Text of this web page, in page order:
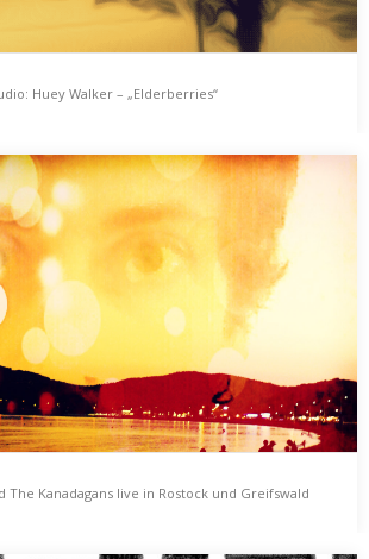
– „Elderberries“
2012. Es schwebt schon eine kleine Weile in
Huey Walker – „Elderberries“
The Kanadagans live in Rostock und Greifswald